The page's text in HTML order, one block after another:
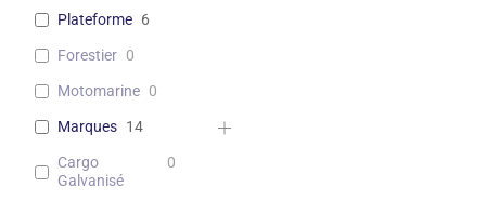
Plateforme 6
Forestier 0
Motomarine 0
Marques 14
Cargo
Galvanisé
0